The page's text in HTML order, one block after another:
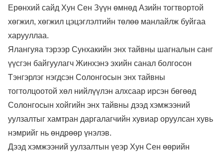
Ерөнхий сайд Хун Сен Зүүн өмнөд Азийн тогтвортой
хөгжил, хөгжил цэцэглэлтийн төлөө манлайлж буйгаа
харууллаа.
Ялангуяа тэрээр Сунхакийн энх тайвны шагналын санг
үүсгэн байгуулагч Жинхэнэ эхийн санал болгосон
Тэнгэрлэг нэгдсэн Солонгосын энх тайвны
тогтолцоотой хөл нийлүүлэн алхсаар ирсэн бөгөөд
Солонгосын хойгийн энх тайвны дээд хэмжээний
уулзалтыг хамтран даргалагчийн хувиар оруулсан хувь
нэмрийг нь өндрөөр үнэлэв.
Дээд хэмжээний уулзалтын үеэр Хун Сен өөрийн